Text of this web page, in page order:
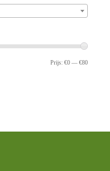
Min.
Max.
Prijs:€0 —€80